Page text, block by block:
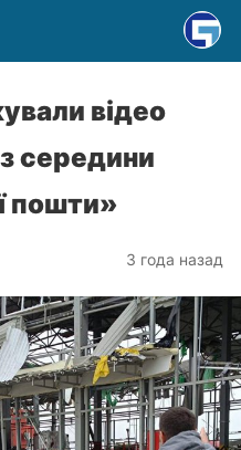
відео
середини
пошти»
3 года назад